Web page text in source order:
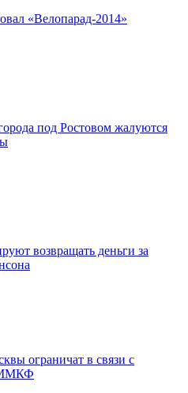
«Велопарад-2014»
под Ростовом жалуются
возвращать деньги за
ограничат в связи с
ММКФ